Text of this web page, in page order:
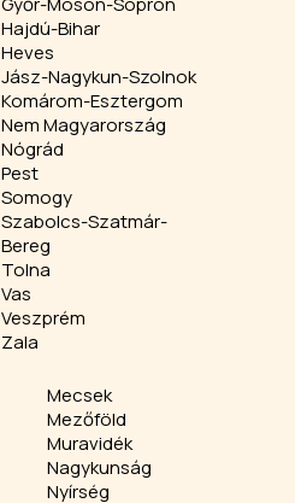
Hajdú-Bihar
Heves
Jász-Nagykun-Szolnok
Komárom-Esztergom
Nem Magyarország
Nógrád
Pest
Somogy
Szabolcs-Szatmár-
Bereg
Tolna
Vas
Veszprém
Zala
Mecsek
Mezőföld
Muravidék
Nagykunság
Nyírség